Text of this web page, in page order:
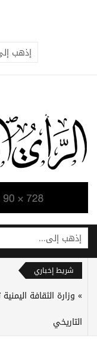
إذهب
إذهب إلى...
شريط إخباري
وزارة الثقافة
التاريخي